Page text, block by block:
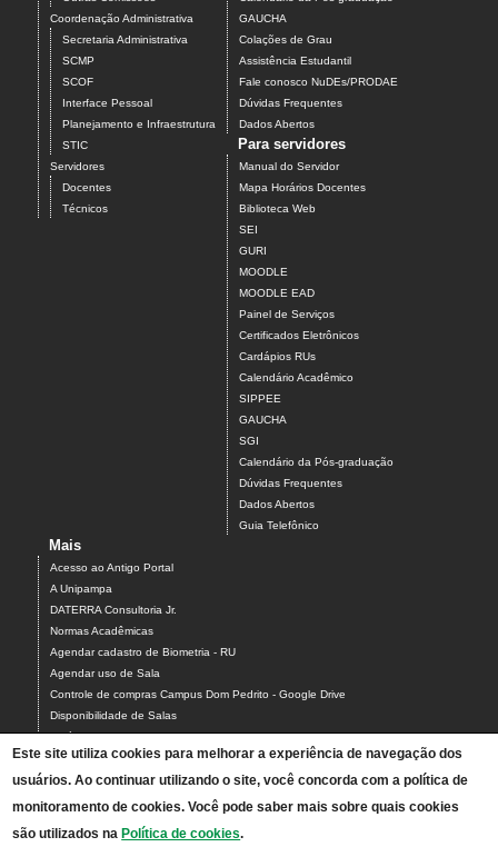
Coordenação Administrativa
Secretaria Administrativa
SCMP
SCOF
Interface Pessoal
Planejamento e Infraestrutura
STIC
Servidores
Docentes
Técnicos
GAUCHA
Colações de Grau
Assistência Estudantil
Fale conosco NuDEs/PRODAE
Dúvidas Frequentes
Dados Abertos
Para servidores
Manual do Servidor
Mapa Horários Docentes
Biblioteca Web
SEI
GURI
MOODLE
MOODLE EAD
Painel de Serviços
Certificados Eletrônicos
Cardápios RUs
Calendário Acadêmico
SIPPEE
GAUCHA
SGI
Calendário da Pós-graduação
Dúvidas Frequentes
Dados Abertos
Guia Telefônico
Mais
Acesso ao Antigo Portal
A Unipampa
DATERRA Consultoria Jr.
Normas Acadêmicas
Agendar cadastro de Biometria - RU
Agendar uso de Sala
Controle de compras Campus Dom Pedrito - Google Drive
Disponibilidade de Salas
Estágios
Formulário para Agendamento do Laboratório de Informática
Relatórios Interativos
Relatórios de Gestão
Calendário Acadêmico - Pós-graduação
Este site utiliza cookies para melhorar a experiência de navegação dos
usuários. Ao continuar utilizando o site, você concorda com a política de
monitoramento de cookies. Você pode saber mais sobre quais cookies
são utilizados na Política de cookies.